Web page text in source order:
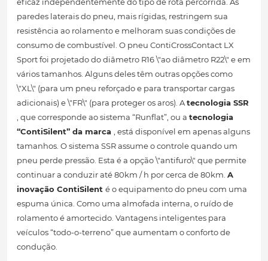
eficaz independentemente do tipo de rota percorrida. As
paredes laterais do pneu, mais rígidas, restringem sua
resistência ao rolamento e melhoram suas condições de
consumo de combustível. O pneu ContiCrossContact LX
Sport foi projetado do diâmetro R16 \"ao diâmetro R22\" e em
vários tamanhos. Alguns deles têm outras opções como
\"XL\" (para um pneu reforçado e para transportar cargas
adicionais) e \"FR\" (para proteger os aros). Atecnologia SSR
, que corresponde ao sistema “Runflat”, ou a tecnologia
“ContiSilent” da marca , está disponível em apenas alguns
tamanhos. O sistema SSR assume o controle quando um
pneu perde pressão. Esta é a opção \"antifuro\" que permite
continuar a conduzir até 80km / h por cerca de 80km. A
inovação ContiSilent é o equipamento do pneu com uma
espuma única. Como uma almofada interna, o ruído de
rolamento é amortecido. Vantagens inteligentes para
veículos “todo-o-terreno” que aumentam o conforto de
condução.